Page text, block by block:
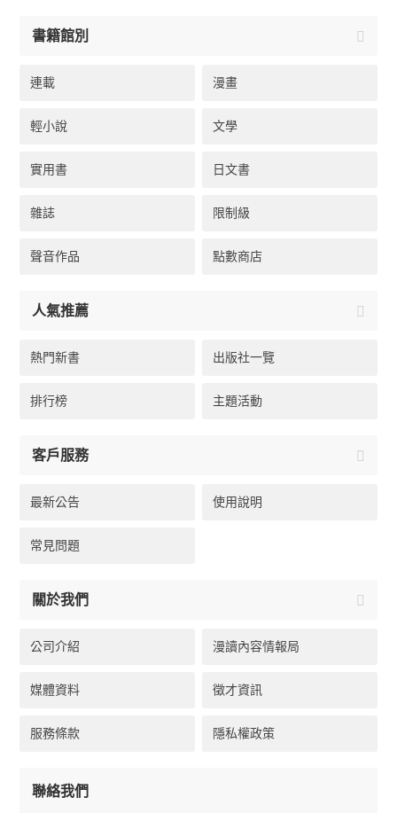
書籍館別
連載 漫畫
輕小說 文學
實用書 日文書
雜誌 限制級
聲音作品 點數商店
人氣推薦
熱門新書 出版社一覽
排行榜 主題活動
客戶服務
最新公告 使用說明
常見問題
關於我們
公司介紹 漫讀內容情報局
媒體資料 徵才資訊
服務條款 隱私權政策
聯絡我們